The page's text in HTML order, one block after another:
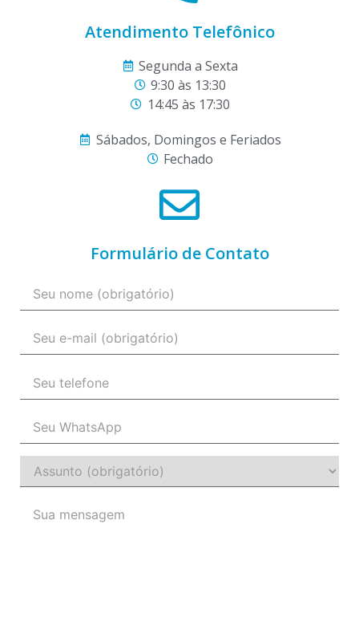
Atendimento Telefônico
Segunda a Sexta
9:30 às 13:30
14:45 às 17:30
Sábados, Domingos e Feriados
Fechado
Formulário de Contato